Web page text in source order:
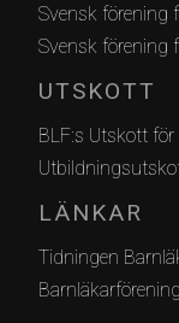
Svensk förening
Svensk förening
UTSKOTT
BLF:s Utskott
LÄNKAR
Tidningen